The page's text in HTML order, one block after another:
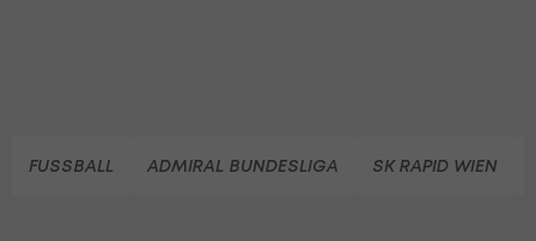
FUSSBALL ADMIRAL BUNDESLIGA SK RAPID WIEN